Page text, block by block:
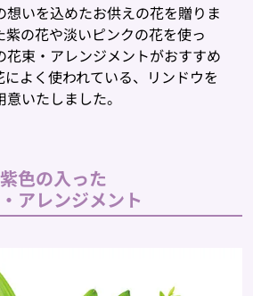
想いを込めたお供えの花を贈りま
紫の花や淡いピンクの花を使っ
花束・アレンジメントがおすすめ
よく使われている、リンドウを
いたしました。
紫色の入った
アレンジメント